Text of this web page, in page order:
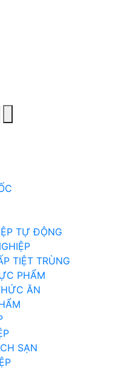
TỰ ĐỘNG
TIỆT TRÙNG
PHẨM
ĂN
SẠN